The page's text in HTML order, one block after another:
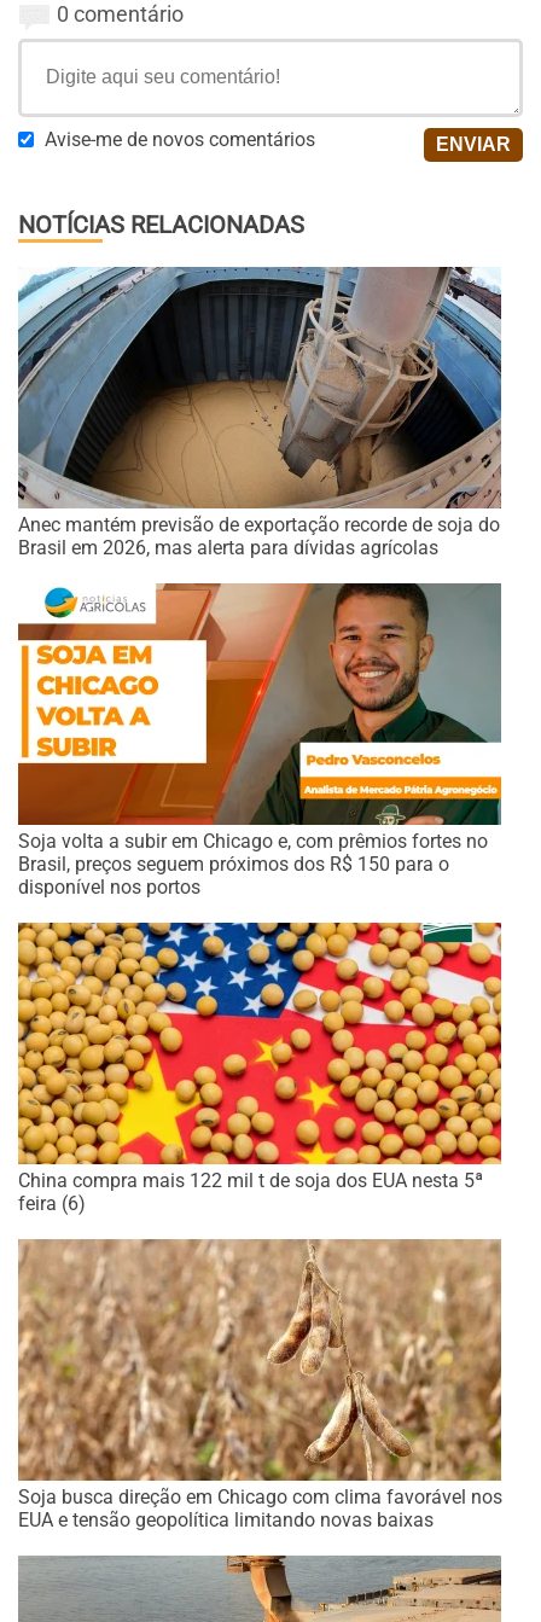
0 comentário
Avise-me de novos comentários
NOTÍCIAS RELACIONADAS
Anec mantém previsão de exportação recorde de soja do
Brasil em 2026, mas alerta para dívidas agrícolas
Soja volta a subir em Chicago e, com prêmios fortes no
Brasil, preços seguem próximos dos R$ 150 para o
disponível nos portos
China compra mais 122 mil t de soja dos EUA nesta 5ª
feira (6)
Soja busca direção em Chicago com clima favorável nos
EUA e tensão geopolítica limitando novas baixas